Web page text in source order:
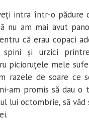
intra într-o pădure
nu am mai avut
că erau copaci
și urzici
picioruțele mele
razele de soare ce
am promis să dau o
lui octombrie, să